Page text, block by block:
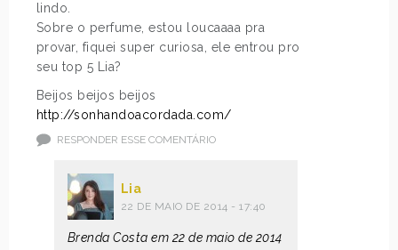
lindo.
Sobre o perfume, estou loucaaaa pra
provar, fiquei super curiosa, ele entrou pro
seu top 5 Lia?
Beijos beijos beijos
http://sonhandoacordada.com/
RESPONDER ESSE COMENTÁRIO
Lia
22 DE MAIO DE 2014 - 17:40
Brenda Costa em 22 de maio de 2014